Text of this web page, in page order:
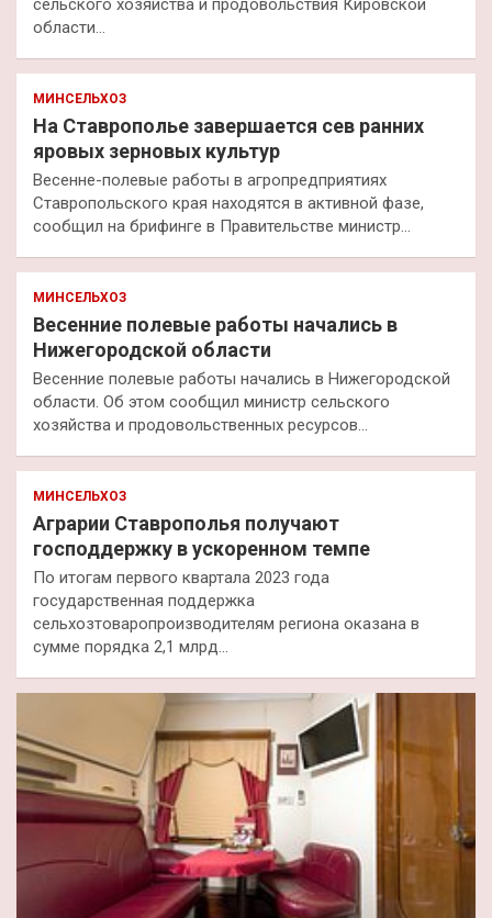
сельского хозяйства и продовольствия Кировской
области…
МИНСЕЛЬХОЗ
На Ставрополье завершается сев ранних
яровых зерновых культур
Весенне-полевые работы в агропредприятиях
Ставропольского края находятся в активной фазе,
сообщил на брифинге в Правительстве министр…
МИНСЕЛЬХОЗ
Весенние полевые работы начались в
Нижегородской области
Весенние полевые работы начались в Нижегородской
области. Об этом сообщил министр сельского
хозяйства и продовольственных ресурсов…
МИНСЕЛЬХОЗ
Аграрии Ставрополья получают
господдержку в ускоренном темпе
По итогам первого квартала 2023 года
государственная поддержка
сельхозтоваропроизводителям региона оказана в
сумме порядка 2,1 млрд…